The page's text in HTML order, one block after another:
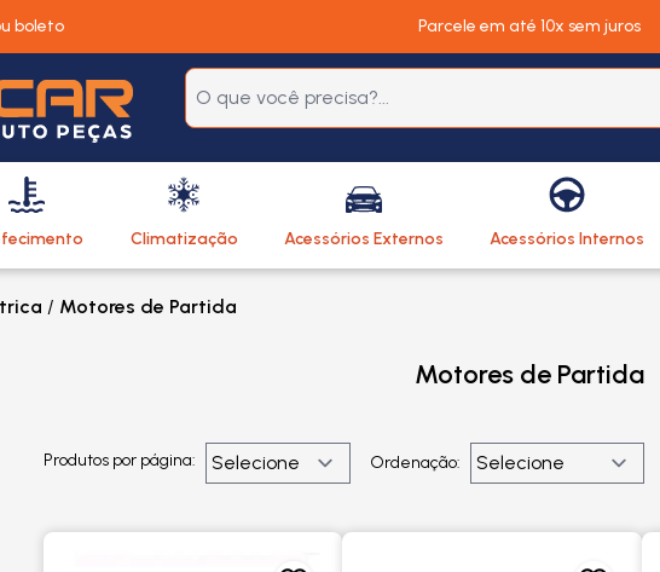
boleto Parcele em até 10x sem juros
Climatização Acessórios Externos Acessórios Internos
/ Motores de Partida
Motores de Partida
Produtos por página: Ordenação: